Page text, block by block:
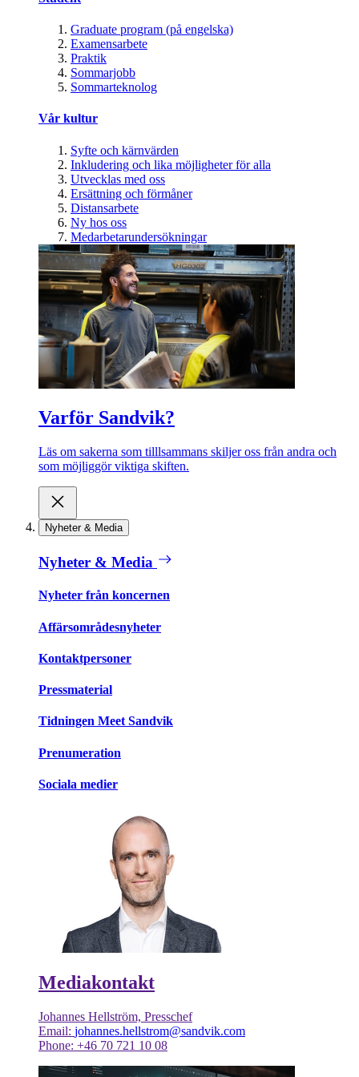
Graduate program (på engelska)
Examensarbete
Praktik
Sommarjobb
Sommarteknolog
Vår kultur
Syfte och kärnvärden
Inkludering och lika möjligheter för alla
Utvecklas med oss
Ersättning och förmåner
Distansarbete
Ny hos oss
Medarbetarundersökningar
Varför Sandvik?
Läs om sakerna som tilllsammans skiljer oss från andra och
som möjliggör viktiga skiften.
Nyheter & Media
Nyheter & Media
Nyheter från koncernen
Affärsområdesnyheter
Kontaktpersoner
Pressmaterial
Tidningen Meet Sandvik
Prenumeration
Sociala medier
Mediakontakt
Johannes Hellström, Presschef
Email: johannes.hellstrom@sandvik.com
Phone: +46 70 721 10 08